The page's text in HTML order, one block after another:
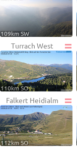
109km SW
Turrach West
110km SO
Falkert Heidialm
112km SO